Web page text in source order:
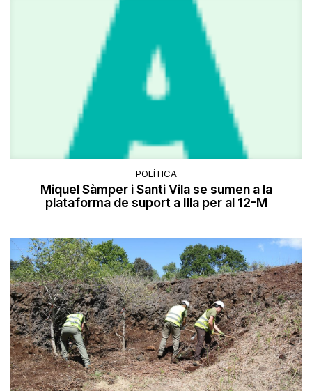
POLÍTICA
Miquel Sàmper i Santi Vila se sumen a la
plataforma de suport a Illa per al 12-M